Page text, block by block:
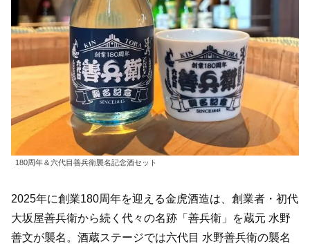
180周年＆六代目善兵衛襲名記念酒セット
2025年に創業180周年を迎える金虎酒造は、創業者・初代
大坂屋善兵衛から続く代々の名跡「善兵衛」を蔵元 水野
善文が襲名。酒蔵ステージでは六代目 水野善兵衛の襲名